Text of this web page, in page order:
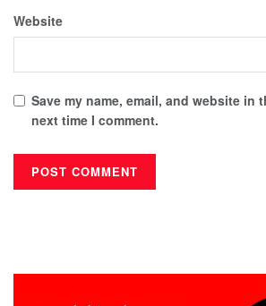
Website
Save my name, email, and website in
next time I comment.